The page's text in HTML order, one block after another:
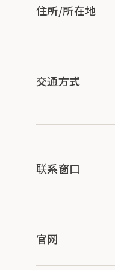
住所/所在地
交通方式
联系窗口
官网